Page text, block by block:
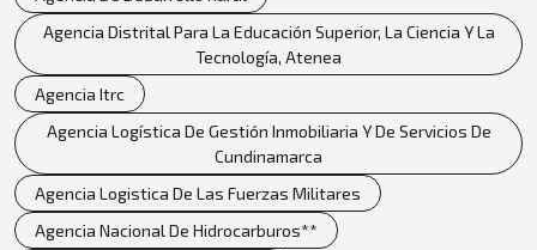
Agencia Distrital Para La Educación Superior, La Ciencia Y La
Tecnología, Atenea
Agencia Itrc
Agencia Logística De Gestión Inmobiliaria Y De Servicios De
Cundinamarca
Agencia Logistica De Las Fuerzas Militares
Agencia Nacional De Hidrocarburos**